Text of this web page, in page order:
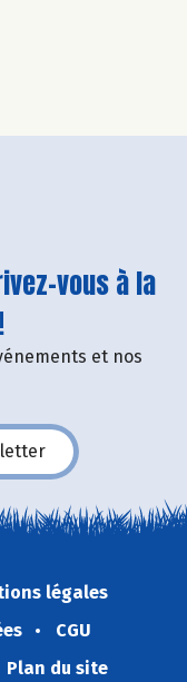
vous à la
et nos
légales
CGU
Plan du site